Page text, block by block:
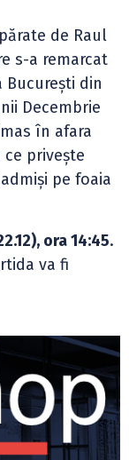
de Raul
s-a remarcat
din
Decembrie
în afara
privește
pe foaia
ora 14:45.
va fi